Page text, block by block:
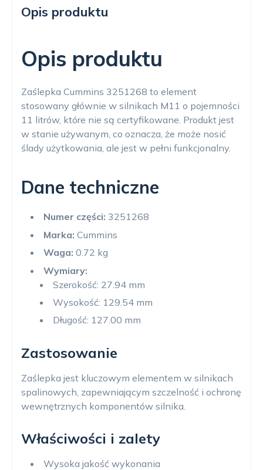
Opis produktu
Opis produktu
Zaślepka Cummins 3251268 to element
stosowany głównie w silnikach M11 o pojemności
11 litrów, które nie są certyfikowane. Produkt jest
w stanie używanym, co oznacza, że może nosić
ślady użytkowania, ale jest w pełni funkcjonalny.
Dane techniczne
Numer części: 3251268
Marka: Cummins
Waga: 0.72 kg
Wymiary:
Szerokość: 27.94 mm
Wysokość: 129.54 mm
Długość: 127.00 mm
Zastosowanie
Zaślepka jest kluczowym elementem w silnikach
spalinowych, zapewniającym szczelność i ochronę
wewnętrznych komponentów silnika.
Właściwości i zalety
Wysoka jakość wykonania